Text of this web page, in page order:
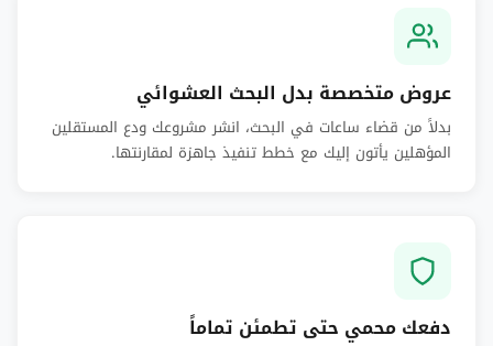
عروض متخصصة بدل البحث العشوائي
بدلاً من قضاء ساعات في البحث، انشر مشروعك ودع المستقلين
المؤهلين يأتون إليك مع خطط تنفيذ جاهزة لمقارنتها.
دفعك محمي حتى تطمئن تماماً